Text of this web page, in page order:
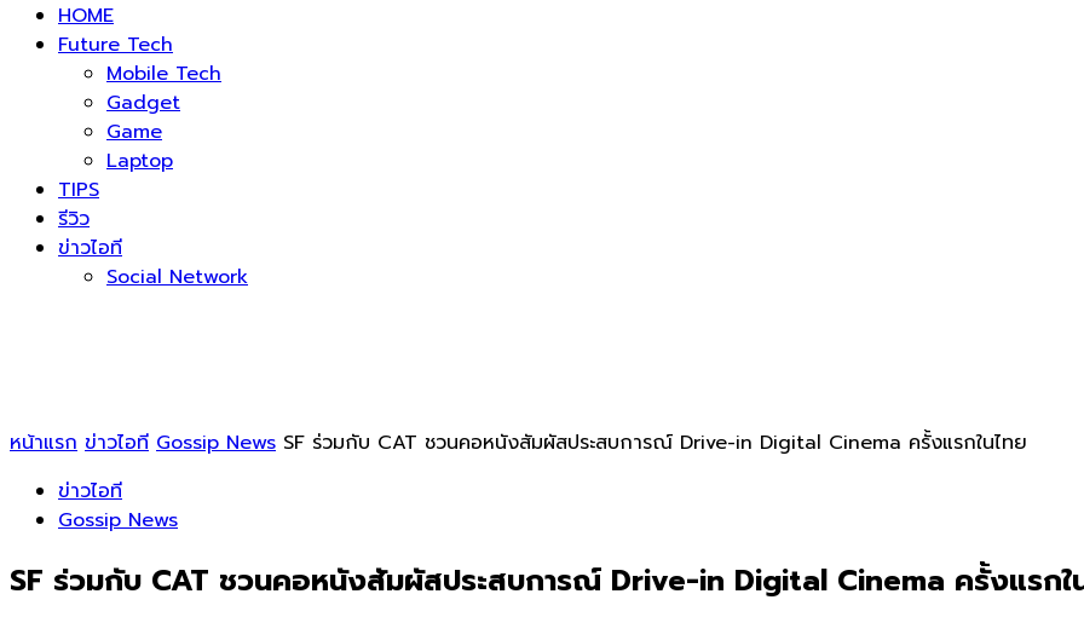
HOME
Future Tech
Mobile Tech
Gadget
Game
Laptop
TIPS
รีวิว
ข่าวไอที
Social Network
หน้าแรก ข่าวไอที Gossip News SF ร่วมกับ CAT ชวนคอหนังสัมผัสประสบการณ์ Drive-in Digital Cinema ครั้งแรกในไทย
ข่าวไอที
Gossip News
SF ร่วมกับ CAT ชวนคอหนังสัมผัสประสบการณ์ Drive-in Digital Cinema ครั้งแรกใ